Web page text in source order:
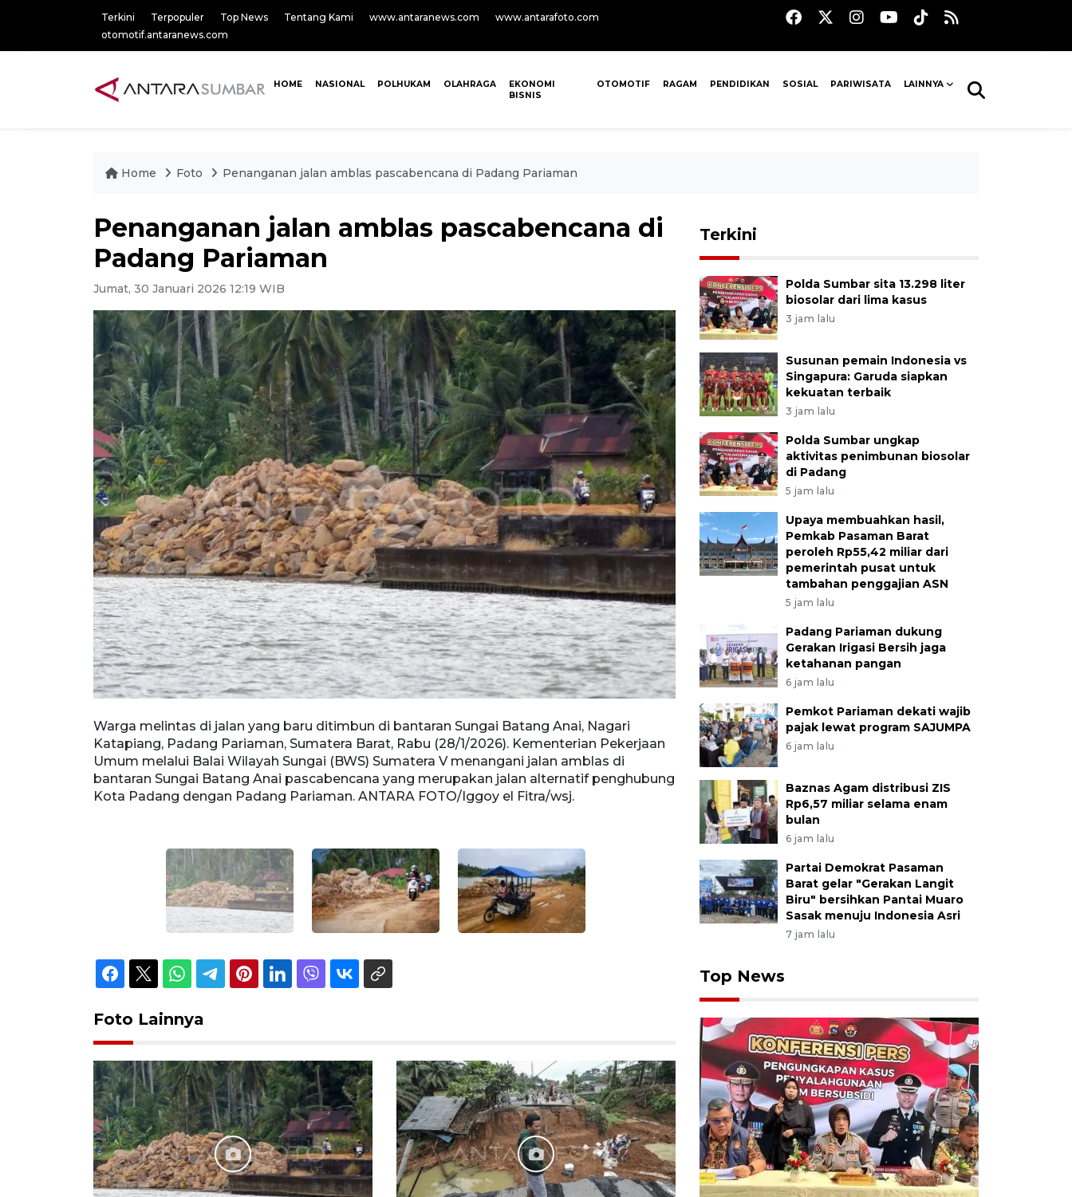
Terkini Terpopuler Top News Tentang Kami www.antaranews.com
www.antarafoto.com
otomotif.antaranews.com
HOME NASIONAL POLHUKAM OLAHRAGA
EKONOMI
BISNIS
OTOMOTIF RAGAM PENDIDIKAN SOSIAL PARIWISATA LAINNYA
Home Foto Penanganan jalan amblas pascabencana di Padang Pariaman
Penanganan jalan amblas pascabencana di
Padang Pariaman
Jumat, 30 Januari 2026 12:19 WIB
Warga melintas di jalan yang baru ditimbun di bantaran Sungai Batang Anai, Nagari
Katapiang, Padang Pariaman, Sumatera Barat, Rabu (28/1/2026). Kementerian Pekerjaan
Umum melalui Balai Wilayah Sungai (BWS) Sumatera V menangani jalan amblas di
bantaran Sungai Batang Anai pascabencana yang merupakan jalan alternatif penghubung
Kota Padang dengan Padang Pariaman. ANTARA FOTO/Iggoy el Fitra/wsj.
Warga melintas di jalan yang baru ditimbun di bantaran
Katapiang, Padang Pariaman, Sumatera Barat, Rabu (28/1/
Umum melalui Balai Wilayah Sungai (BWS) Sumatera V
bantaran Sungai Batang Anai pascabencana yang
Kota Padang dengan Padang Pariaman. ANTARA FOTO/
Foto Lainnya
Terkini
Polda Sumbar sita 13.298 liter
biosolar dari lima kasus
3 jam lalu
Susunan pemain Indonesia vs
Singapura: Garuda siapkan
kekuatan terbaik
3 jam lalu
Polda Sumbar ungkap
aktivitas penimbunan biosolar
di Padang
5 jam lalu
Upaya membuahkan hasil,
Pemkab Pasaman Barat
peroleh Rp55,42 miliar dari
pemerintah pusat untuk
tambahan penggajian ASN
5 jam lalu
Padang Pariaman dukung
Gerakan Irigasi Bersih jaga
ketahanan pangan
6 jam lalu
Pemkot Pariaman dekati wajib
pajak lewat program SAJUMPA
6 jam lalu
Baznas Agam distribusi ZIS
Rp6,57 miliar selama enam
bulan
6 jam lalu
Partai Demokrat Pasaman
Barat gelar "Gerakan Langit
Biru" bersihkan Pantai Muaro
Sasak menuju Indonesia Asri
7 jam lalu
Top News